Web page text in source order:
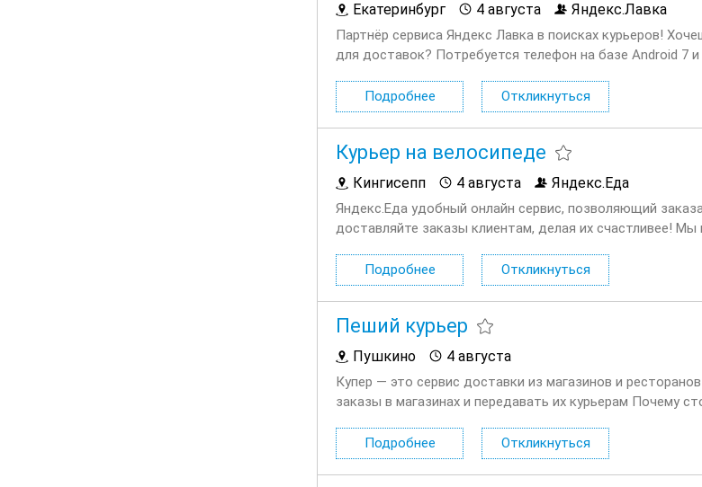
Екатеринбург 4 августа Яндекс.Лавка
Партнёр сервиса Яндекс Лавка в поисках курьеров!
для доставок? Потребуется телефон на базе Android 7
Подробнее
Откликнуться
Курьер на велосипеде
Кингисепп 4 августа Яндекс.Еда
Яндекс.Еда удобный онлайн сервис, позволяющий
доставляйте заказы клиентам, делая их счастливее!
Подробнее
Откликнуться
Пеший курьер
Пушкино 4 августа
Купер — это сервис доставки из магазинов и
заказы в магазинах и передавать их курьерам Почему
Подробнее
Откликнуться